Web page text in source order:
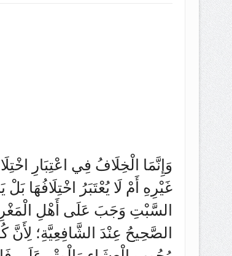
وَإِنَّمَا الْخِلَافُ فِي اعْتِبَارِ
غَيْرِهِ أَمْ لَا يُعْتَبَرُ
السَّبْتِ وَجَبَ عَلَى أَهْلِ
الصَّحِيحُ عِنْدَ الشَّافِعِيَّةِ؛